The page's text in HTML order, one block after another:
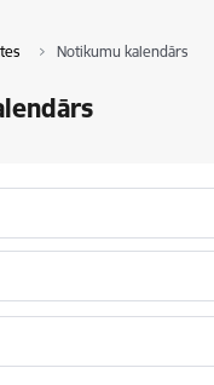
Notikumu kalendārs